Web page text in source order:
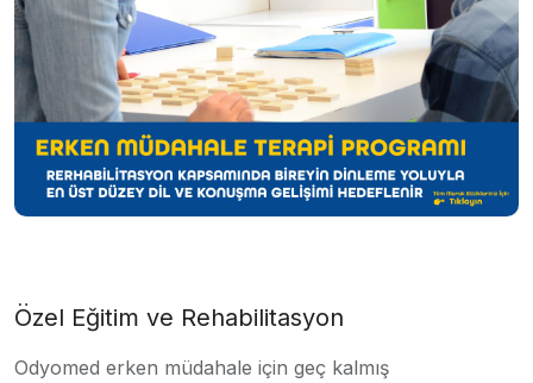
Özel Eğitim ve Rehabilitasyon
Odyomed erken müdahale için geç kalmış